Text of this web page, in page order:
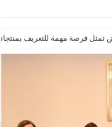
فرصة مهمة للتعريف